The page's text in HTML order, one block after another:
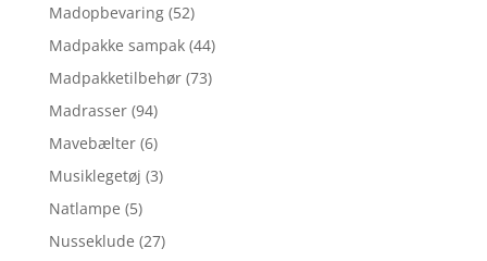
Madopbevaring (52)
Madpakke sampak (44)
Madpakketilbehør (73)
Madrasser (94)
Mavebælter (6)
Musiklegetøj (3)
Natlampe (5)
Nusseklude (27)